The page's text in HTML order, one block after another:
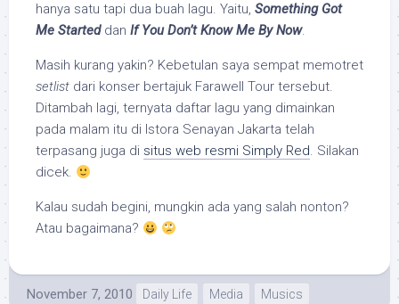
hanya satu tapi dua buah lagu. Yaitu, Some­thing Got
Me Star­teddan If You Don’t Know Me By Now.
Masih kurang yakin? Kebetulan saya sempat memotret
setlist dari konser bertajuk Farawell Tour tersebut.
Ditambah lagi, ternyata daftar lagu yang dimainkan
pada malam itu di Istora Senayan Jakarta telah
terpasang juga di situs web resmi Simply Red. Silakan
dicek.
Kalau sudah begini, mungkin ada yang salah nonton?
Atau bagaimana?
November 7, 2010 Daily Life Media Musics